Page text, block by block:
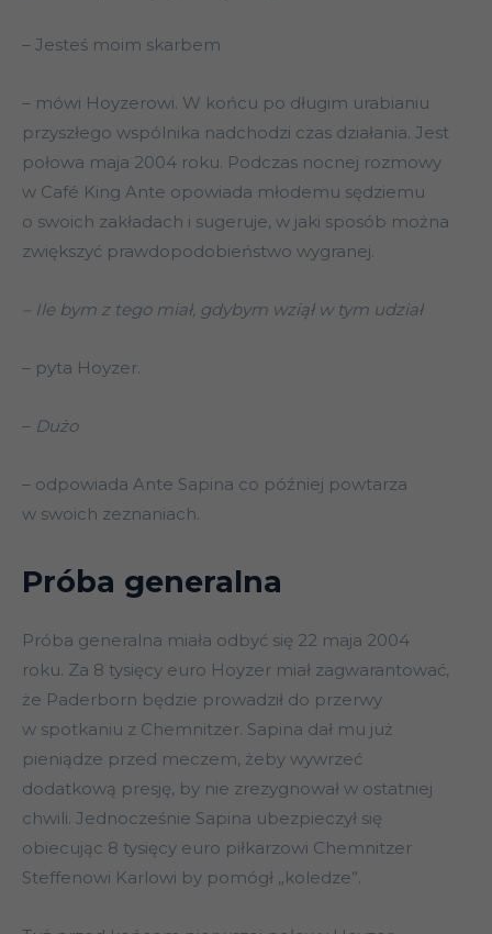
– Jesteś moim skarbem
– mówi Hoyzerowi. W końcu po długim urabianiu
przyszłego wspólnika nadchodzi czas działania. Jest
połowa maja 2004 roku. Podczas nocnej rozmowy
w Café King Ante opowiada młodemu sędziemu
o swoich zakładach i sugeruje, w jaki sposób można
zwiększyć prawdopodobieństwo wygranej.
– Ile bym z tego miał, gdybym wziął w tym udział
– pyta Hoyzer.
– Dużo
– odpowiada Ante Sapina co później powtarza
w swoich zeznaniach.
Próba generalna
Próba generalna miała odbyć się 22 maja 2004
roku. Za 8 tysięcy euro Hoyzer miał zagwarantować,
że Paderborn będzie prowadził do przerwy
w spotkaniu z Chemnitzer. Sapina dał mu już
pieniądze przed meczem, żeby wywrzeć
dodatkową presję, by nie zrezygnował w ostatniej
chwili. Jednocześnie Sapina ubezpieczył się
obiecując 8 tysięcy euro piłkarzowi Chemnitzer
Steffenowi Karlowi by pomógł „koledze”.